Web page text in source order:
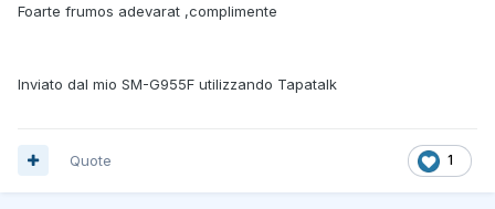
Foarte frumos adevarat ,complimente
Inviato dal mio SM-G955F utilizzando Tapatalk
1
Quote